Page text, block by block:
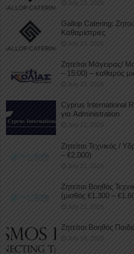
July 23, 2026
Gallop Catering:
Καθαρίστριες
July 23, 2026
Ζητείται Μάγειρας/
– 15:00) – καθαρός
July 23, 2026
Cyprus International
για Administration
July 21, 2026
Ζητείται Τεχνικός /
– €2.000)
July 21, 2026
Ζητείται Βοηθός
(μισθός €1.300 –
July 21, 2026
Ζητείται Βοηθός
July 18, 2026